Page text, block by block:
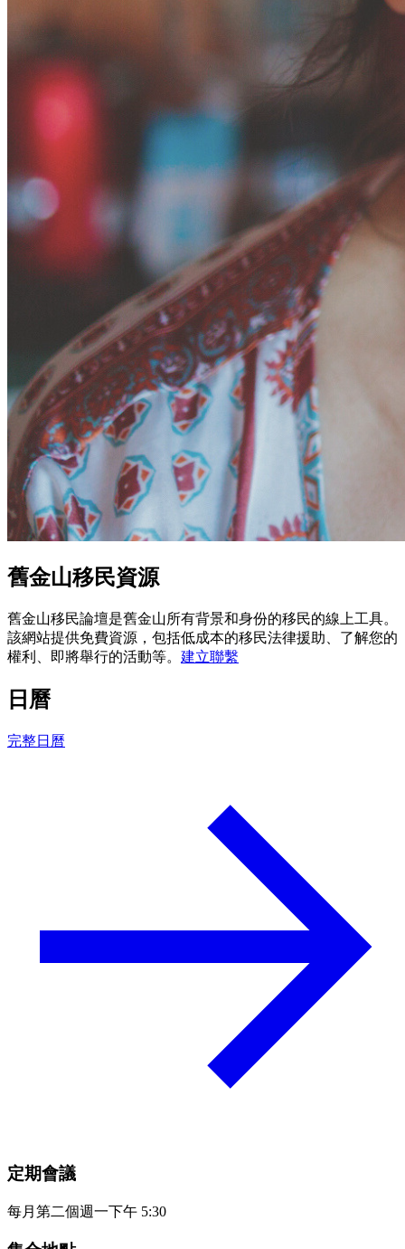
舊金山移民資源
舊金山移民論壇是舊金山所有背景和身份的移民的線上工具。
該網站提供免費資源，包括低成本的移民法律援助、了解您的
權利、即將舉行的活動等。 建立聯繫
日曆
完整日曆
定期會議
每月第二個週一下午 5:30